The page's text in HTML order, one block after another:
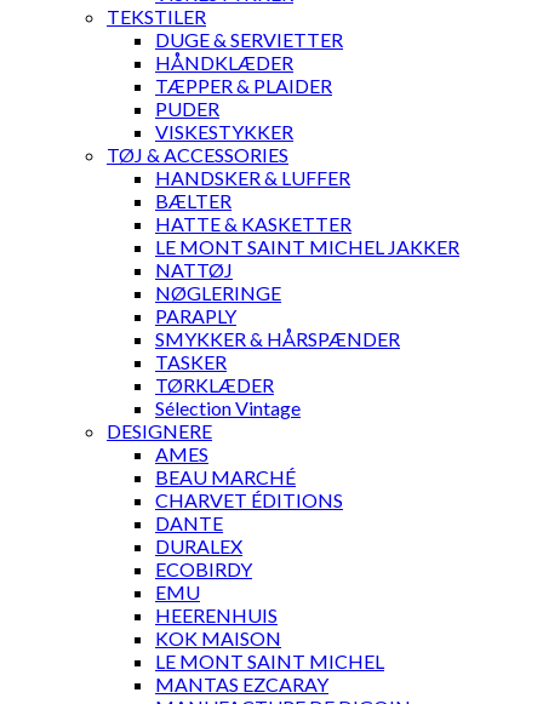
TEKSTILER
DUGE & SERVIETTER
HÅNDKLÆDER
TÆPPER & PLAIDER
PUDER
VISKESTYKKER
TØJ & ACCESSORIES
HANDSKER & LUFFER
BÆLTER
HATTE & KASKETTER
LE MONT SAINT MICHEL JAKKER
NATTØJ
NØGLERINGE
PARAPLY
SMYKKER & HÅRSPÆNDER
TASKER
TØRKLÆDER
Sélection Vintage
DESIGNERE
AMES
BEAU MARCHÉ
CHARVET ÉDITIONS
DANTE
DURALEX
ECOBIRDY
EMU
HEERENHUIS
KOK MAISON
LE MONT SAINT MICHEL
MANTAS EZCARAY